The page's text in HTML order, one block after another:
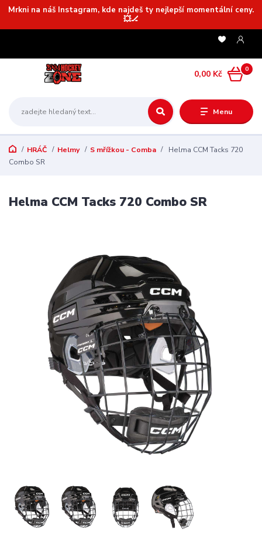
Mrkni na náš Instagram, kde najdeš ty nejlepší momentální ceny.
💥🏒
Menu
0
0,00 Kč
HRÁČ Helmy S mřížkou - Comba
Helma CCM Tacks 720
Combo SR
Helma CCM Tacks 720 Combo SR